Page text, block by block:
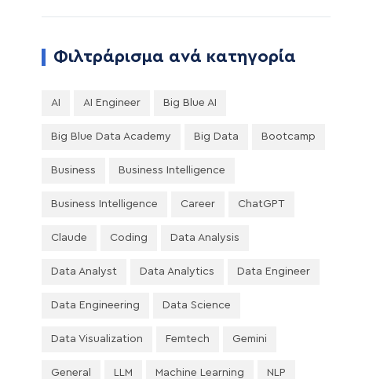
Φιλτράρισμα ανά κατηγορία
AI AI Engineer Big Blue AI
Big Blue Data Academy Big Data Bootcamp
Business Business Intelligence
Business Intelligence Career ChatGPT
Claude Coding Data Analysis
Data Analyst Data Analytics Data Engineer
Data Engineering Data Science
Data Visualization Femtech Gemini
General LLM Machine Learning NLP